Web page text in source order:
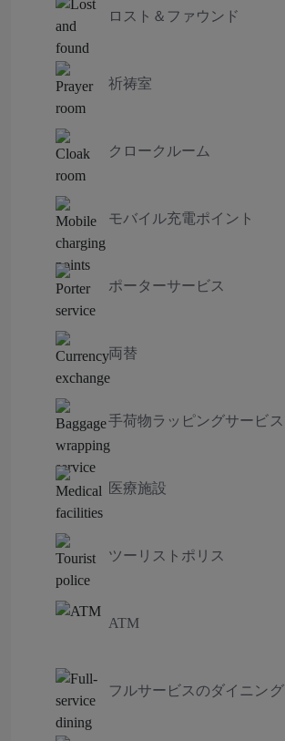
ロスト＆ファウンド
祈祷室
クロークルーム
モバイル充電ポイント
ポーターサービス
両替
手荷物ラッピングサービス
医療施設
ツーリストポリス
ATM
フルサービスのダイニング